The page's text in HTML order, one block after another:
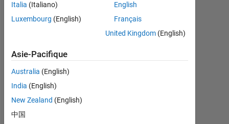
CONTRIBUTIONS L
0
1
Italia (Italiano)
Luxembourg (English)
English
Français
United Kingdom(English)
Asie-Pacifique
Australia (English)
India (English)
New Zealand (English)
中国